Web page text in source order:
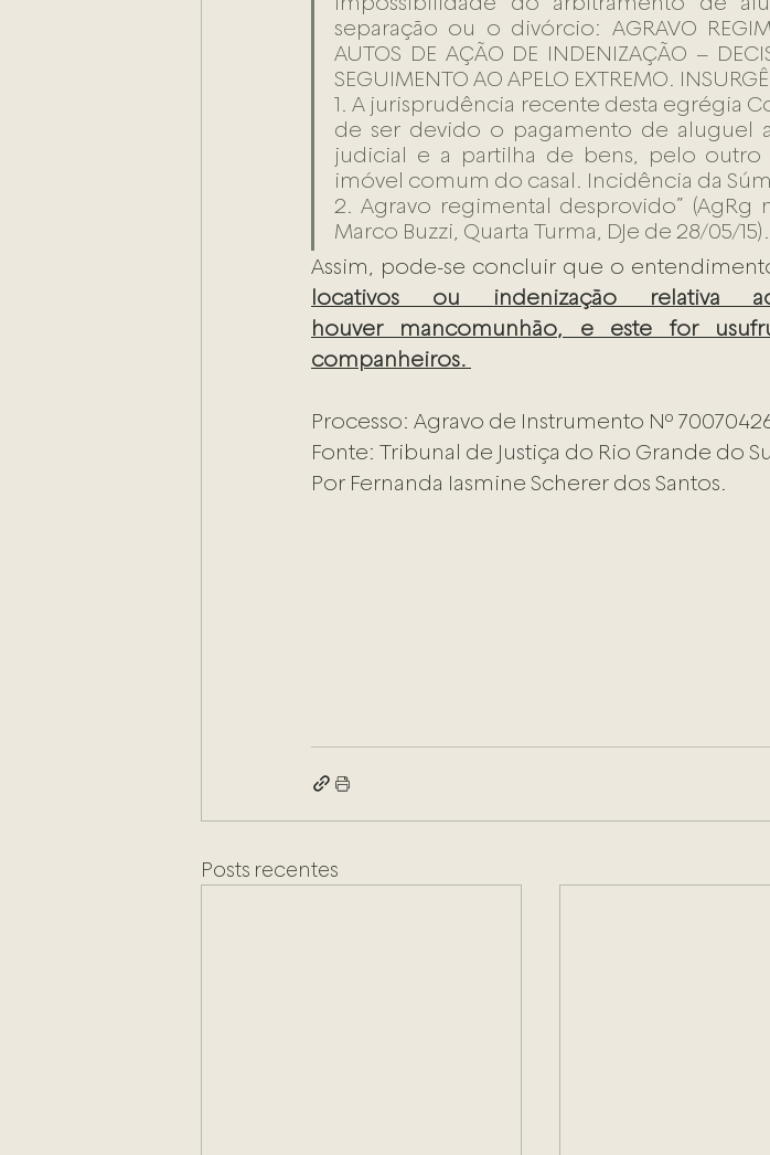
separação ou o divórcio: AGRAVO
AUTOS DE AÇÃO DE INDENIZAÇÃO –
SEGUIMENTO AO APELO EXTREMO.
1. A jurisprudência recente desta egrégia
de ser devido o pagamento de aluguel
judicial e a partilha de bens, pelo
imóvel comum do casal. Incidência da
2. Agravo regimental desprovido” (AgRg
Marco Buzzi, Quarta Turma, DJe de 28/05/
Assim, pode-se concluir que o
locativos ou indenização relativa
houver mancomunhão, e este for
companheiros.
Processo: Agravo de Instrumento Nº
Fonte: Tribunal de Justiça do Rio Grande do
Por Fernanda Iasmine Scherer dos Santos.
Posts recentes